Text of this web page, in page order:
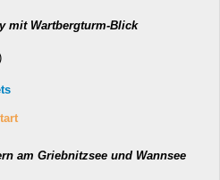
mit Wartbergturm-Blick
am Griebnitzsee und Wannsee